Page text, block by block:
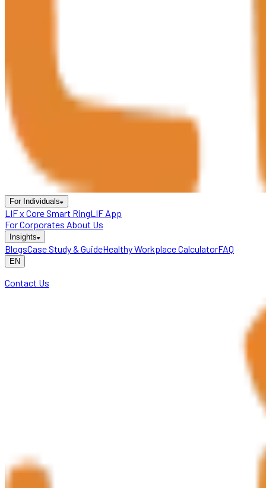
For Individuals
LIF x Core Smart RingLIF App
For Corporates About Us
Insights
BlogsCase Study & GuideHealthy Workplace CalculatorFAQ
EN
Contact Us